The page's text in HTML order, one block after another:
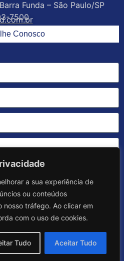
a sua experiência de
ou conteúdos
nosso tráfego. Ao clicar em
com o uso de cookies.
Tudo Aceitar Tudo
Funda – São Paulo/SP
7500
Conosco
Enviar